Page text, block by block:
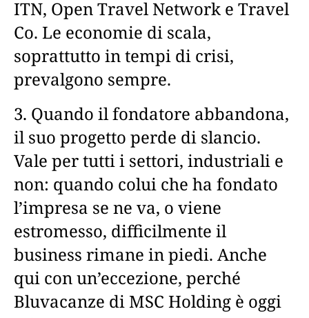
ITN, Open Travel Network e Travel
Co. Le economie di scala,
soprattutto in tempi di crisi,
prevalgono sempre.
3. Quando il fondatore abbandona,
il suo progetto perde di slancio.
Vale per tutti i settori, industriali e
non: quando colui che ha fondato
l’impresa se ne va, o viene
estromesso, difficilmente il
business rimane in piedi. Anche
qui con un’eccezione, perché
Bluvacanze di MSC Holding è oggi